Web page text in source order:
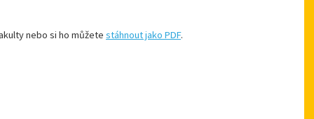
nebo si ho můžete stáhnout jako PDF.